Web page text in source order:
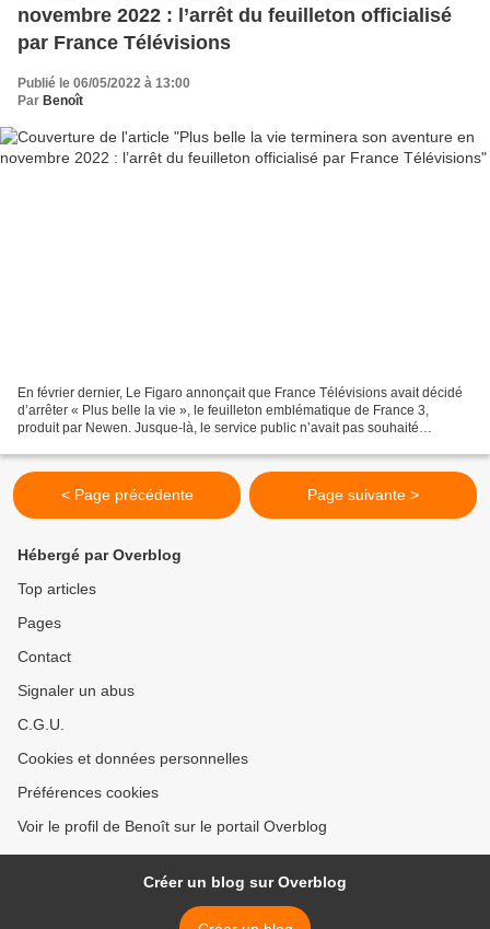
novembre 2022 : l’arrêt du feuilleton officialisé
par France Télévisions
Publié le 06/05/2022 à 13:00
Par Benoît
En février dernier, Le Figaro annonçait que France Télévisions avait décidé
d’arrêter « Plus belle la vie », le feuilleton emblématique de France 3,
produit par Newen. Jusque-là, le service public n’avait pas souhaité
< Page précédente Page suivante >
Hébergé par Overblog
Top articles
Pages
Contact
Signaler un abus
C.G.U.
Cookies et données personnelles
Préférences cookies
Voir le profil de Benoît sur le portail Overblog
Créer un blog sur Overblog